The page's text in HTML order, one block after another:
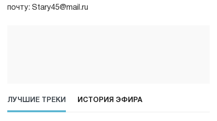
почту: Stary45@mail.ru
ЛУЧШИЕ ТРЕКИ ИСТОРИЯ ЭФИРА